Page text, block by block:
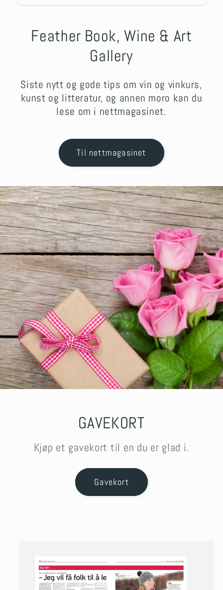
Feather Book, Wine & Art
Gallery
Siste nytt og gode tips om vin og vinkurs,
kunst og litteratur, og annen moro kan du
lese om i nettmagasinet.
Til nettmagasinet
GAVEKORT
Kjøp et gavekort til en du er glad i.
Gavekort